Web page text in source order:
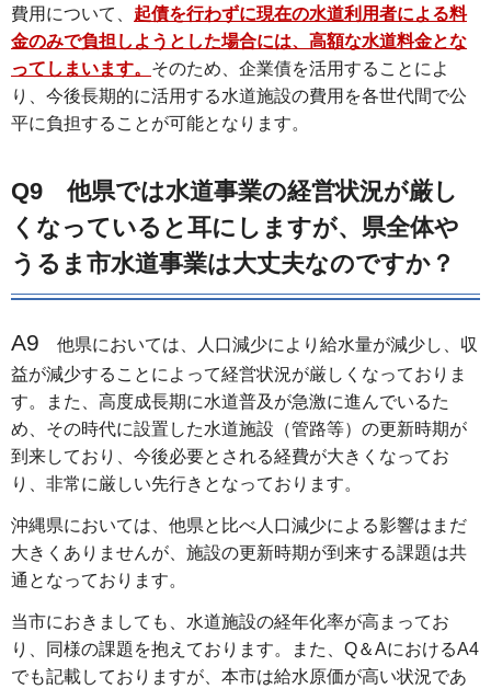
費用について、 起債を行わずに現在の水道利用者による料
金のみで負担しようとした場合には、高額な水道料金とな
ってしまいます。 そのため、企業債を活用することによ
り、今後長期的に活用する水道施設の費用を各世代間で公
平に負担することが可能となります。
Q9 他県では水道事業の経営状況が厳し
くなっていると耳にしますが、県全体や
うるま市水道事業は大丈夫なのですか？
A9 他県においては、人口減少により給水量が減少し、収
益が減少することによって経営状況が厳しくなっておりま
す。また、高度成長期に水道普及が急激に進んでいるた
め、その時代に設置した水道施設（管路等）の更新時期が
到来しており、今後必要とされる経費が大きくなってお
り、非常に厳しい先行きとなっております。
沖縄県においては、他県と比べ人口減少による影響はまだ
大きくありませんが、施設の更新時期が到来する課題は共
通となっております。
当市におきましても、水道施設の経年化率が高まってお
り、同様の課題を抱えております。また、Q＆AにおけるA4
でも記載しておりますが、本市は給水原価が高い状況であ